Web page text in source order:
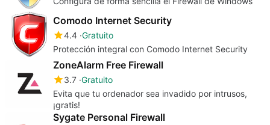
Comodo Internet Security
4.4 Gratuito
Protección integral con Comodo Internet Security
ZoneAlarm Free Firewall
3.7 Gratuito
Evita que tu ordenador sea invadido por intrusos,
¡gratis!
Sygate Personal Firewall